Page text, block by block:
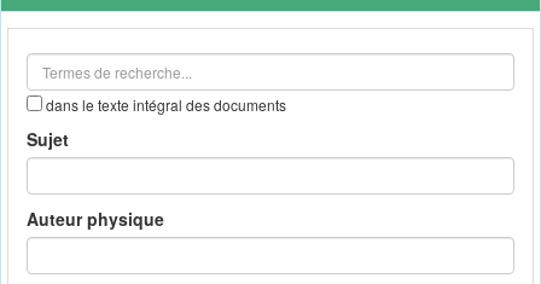
outils
dans le texte intégral des documents
Sujet
Auteur physique